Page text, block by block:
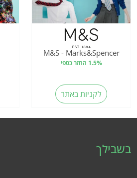
M&S - Marks&Spencer
1.5% החזר כספי
לקניות באתר
בשבילך